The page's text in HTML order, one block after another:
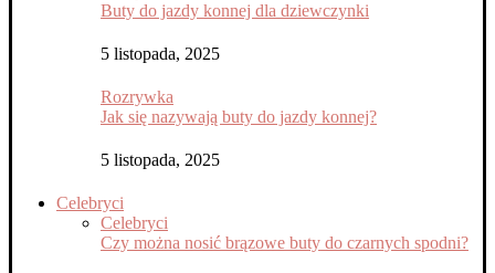
Buty do jazdy konnej dla dziewczynki
5 listopada, 2025
Rozrywka
Jak się nazywają buty do jazdy konnej?
5 listopada, 2025
Celebryci
Celebryci
Czy można nosić brązowe buty do czarnych spodni?